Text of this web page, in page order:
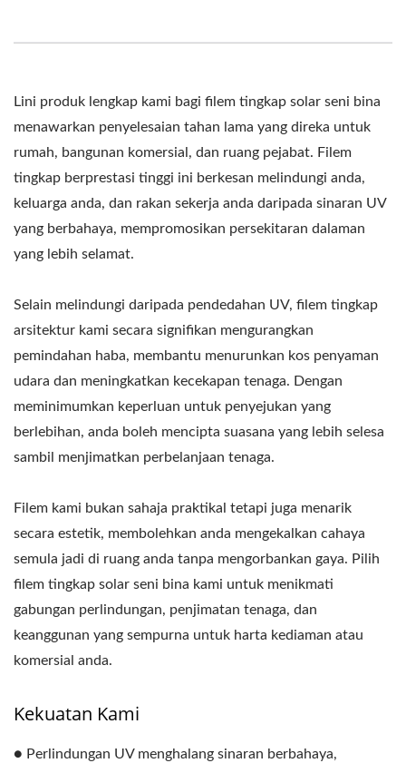
Lini produk lengkap kami bagi filem tingkap solar seni bina
menawarkan penyelesaian tahan lama yang direka untuk
rumah, bangunan komersial, dan ruang pejabat. Filem
tingkap berprestasi tinggi ini berkesan melindungi anda,
keluarga anda, dan rakan sekerja anda daripada sinaran UV
yang berbahaya, mempromosikan persekitaran dalaman
yang lebih selamat.
Selain melindungi daripada pendedahan UV, filem tingkap
arsitektur kami secara signifikan mengurangkan
pemindahan haba, membantu menurunkan kos penyaman
udara dan meningkatkan kecekapan tenaga. Dengan
meminimumkan keperluan untuk penyejukan yang
berlebihan, anda boleh mencipta suasana yang lebih selesa
sambil menjimatkan perbelanjaan tenaga.
Filem kami bukan sahaja praktikal tetapi juga menarik
secara estetik, membolehkan anda mengekalkan cahaya
semula jadi di ruang anda tanpa mengorbankan gaya. Pilih
filem tingkap solar seni bina kami untuk menikmati
gabungan perlindungan, penjimatan tenaga, dan
keanggunan yang sempurna untuk harta kediaman atau
komersial anda.
Kekuatan Kami
● Perlindungan UV menghalang sinaran berbahaya,